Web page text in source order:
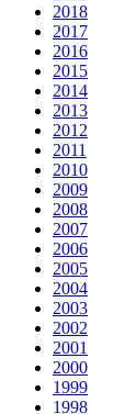
2018
2017
2016
2015
2014
2013
2012
2011
2010
2009
2008
2007
2006
2005
2004
2003
2002
2001
2000
1999
1998